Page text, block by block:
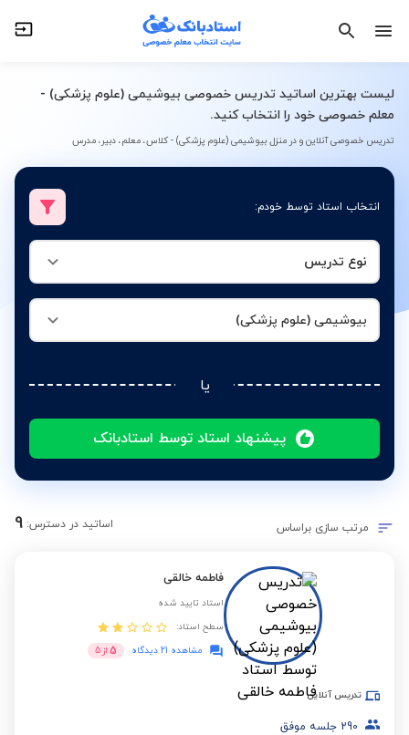
لیست بهترین اساتید تدریس خصوصی بیوشیمی (علوم پزشکی) -
معلم خصوصی خود را انتخاب کنید.
تدریس خصوصی آنلاین و در منزل بیوشیمی (علوم پزشکی) - کلاس، معلم، دبیر، مدرس
انتخاب استاد توسط خودم:
نوع تدریس
بیوشیمی (علوم پزشکی)
یا
پیشنهاد استاد توسط استادبانک
بیوشیمی (علوم پزشکی)
مرتب سازی براساس اساتید در دسترس: 9
فاطمه خالقی
استاد تایید شده
سطح استاد:
مشاهده 21 دیدگاه
5 از 5
تدریس آنلاین
290 جلسه موفق